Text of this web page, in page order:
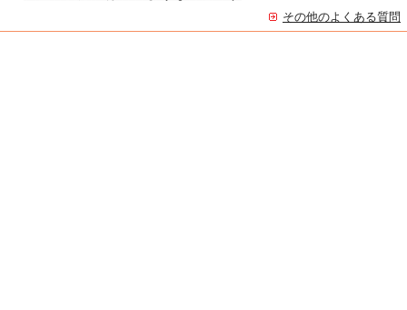
その他のよくある質問